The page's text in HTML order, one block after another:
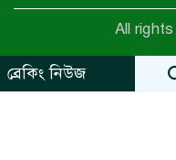
শীর্ষে
All
ব্রেকিং নিউজ